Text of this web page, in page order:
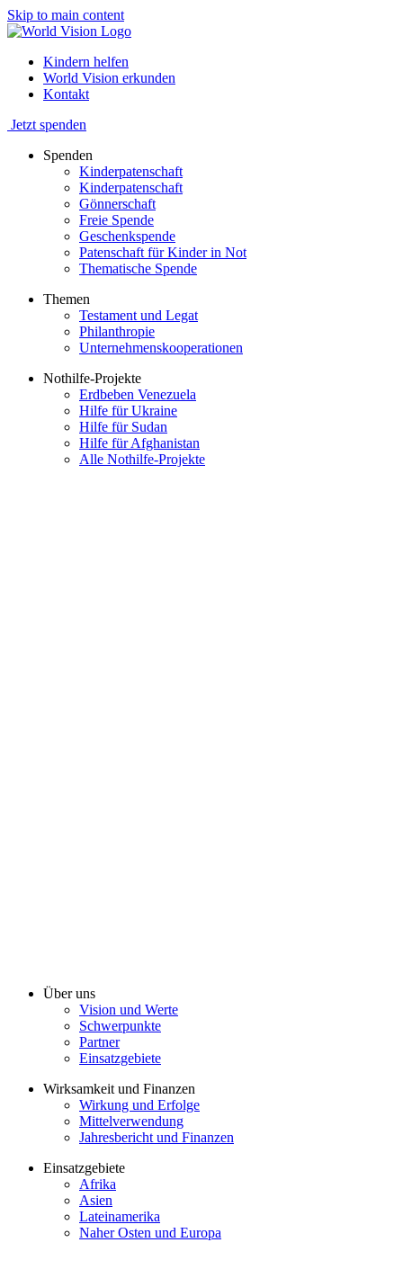
Skip to main content
Kindern helfen
World Vision erkunden
Kontakt
Jetzt spenden
Spenden
Kinderpatenschaft
Kinderpatenschaft
Gönnerschaft
Freie Spende
Geschenkspende
Patenschaft für Kinder in Not
Thematische Spende
Themen
Testament und Legat
Philanthropie
Unternehmenskooperationen
Nothilfe-Projekte
Erdbeben Venezuela
Hilfe für Ukraine
Hilfe für Sudan
Hilfe für Afghanistan
Alle Nothilfe-Projekte
Über uns
Vision und Werte
Schwerpunkte
Partner
Einsatzgebiete
Wirksamkeit und Finanzen
Wirkung und Erfolge
Mittelverwendung
Jahresbericht und Finanzen
Einsatzgebiete
Afrika
Asien
Lateinamerika
Naher Osten und Europa